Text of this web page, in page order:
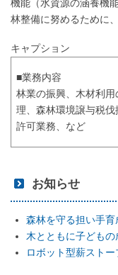
機能（水資源の涵養機
林整備に努めるために
キャプション
■業務内容
林業の振興、木材利
理、森林環境譲与税伐
許可業務、など
お知らせ
森林を守る担い手
木とともに子ども
ロボット型薪ストー